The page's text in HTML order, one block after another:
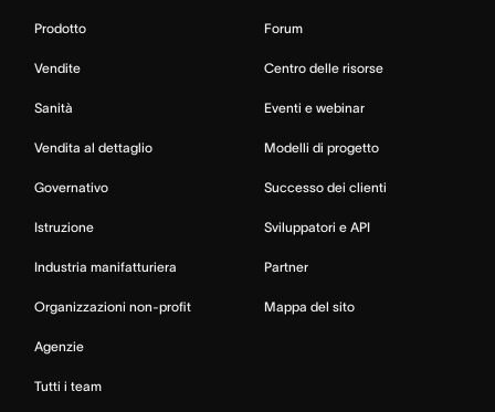
Prodotto
Vendite
Sanità
Vendita al dettaglio
Governativo
Istruzione
Industria manifatturiera
Organizzazioni non-profit
Agenzie
Tutti i team
Forum
Centro delle risorse
Eventi e webinar
Modelli di progetto
Successo dei clienti
Sviluppatori e API
Partner
Mappa del sito